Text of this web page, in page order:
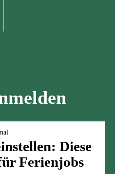
Diese
Ferienjobs